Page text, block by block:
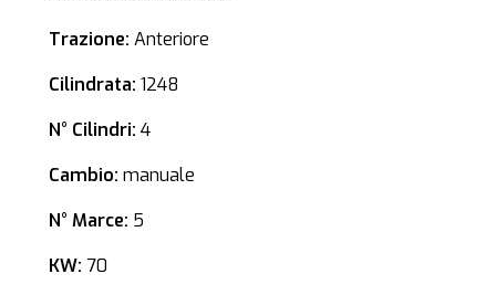
Trazione: Anteriore
Cilindrata: 1248
N° Cilindri: 4
Cambio: manuale
N° Marce: 5
KW: 70